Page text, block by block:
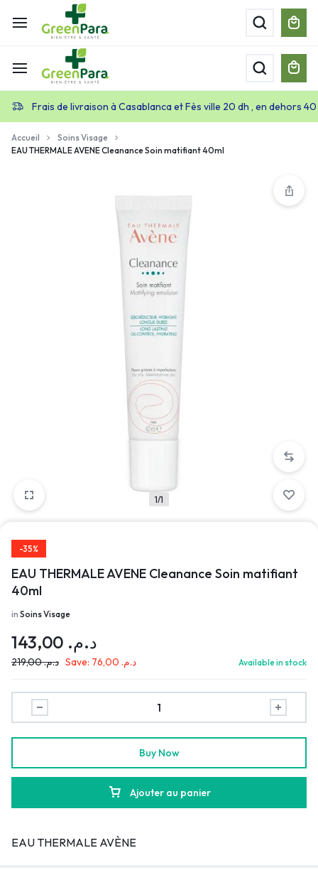
Frais de livraison à Casablanca et Fès ville 20 dh , en dehors
Accueil
Soins Visage
EAU THERMALE AVENE Cleanance Soin matifiant 40ml
1/1
-35%
EAU THERMALE AVENE Cleanance Soin matifiant
40ml
in Soins Visage
د.م.
د.م.219,00 Save: د.م. Available in stock
Ajouter au panier
Buy Now
EAU THERMALE AVÈNE